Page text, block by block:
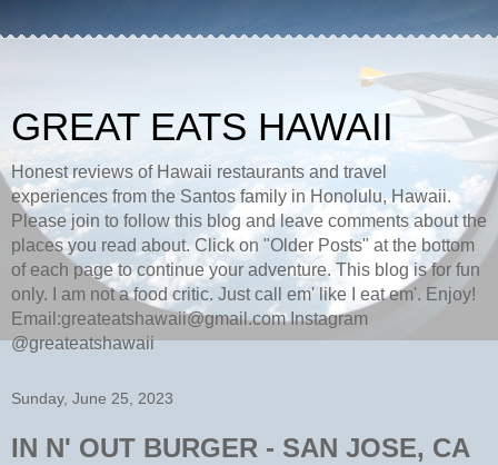
GREAT EATS HAWAII
Honest reviews of Hawaii restaurants and travel
experiences from the Santos family in Honolulu, Hawaii.
Please join to follow this blog and leave comments about the
places you read about. Click on "Older Posts" at the bottom
of each page to continue your adventure. This blog is for fun
only. I am not a food critic. Just call em' like I eat em'. Enjoy!
Email:greateatshawaii@gmail.com Instagram
@greateatshawaii
Sunday, June 25, 2023
IN N' OUT BURGER - SAN JOSE, CA